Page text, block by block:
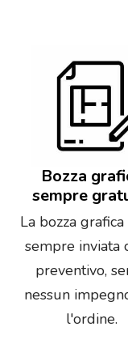
Bozza
sempre
La bozza
sempre inviata
preventivo,
nessun
l'ordine.